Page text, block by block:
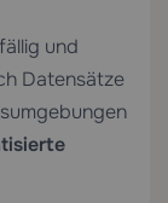
und
Datensätze